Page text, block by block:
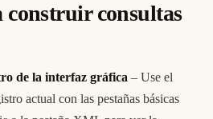
construir consultas
de la interfaz gráfica – Use el
actual con las pestañas básicas